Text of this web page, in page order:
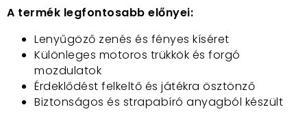
A termék legfontosabb előnyei:
Lenyűgöző zenés és fényes kíséret
Különleges motoros trükkök és forgó
mozdulatok
Érdeklődést felkeltő és játékra ösztönző
Biztonságos és strapabíró anyagból készült